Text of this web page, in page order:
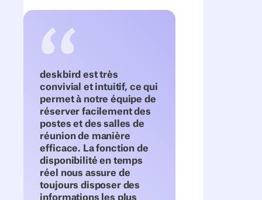
deskbird est très
convivial et intuitif, ce qui
permet à notre équipe de
réserver facilement des
postes et des salles de
réunion de manière
efficace. La fonction de
disponibilité en temps
réel nous assure de
toujours disposer des
informations les plus